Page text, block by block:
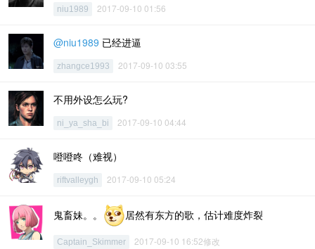
niu1989 2017-09-10 01:56
@niu1989 已经进逼
zhangce1993 2017-09-10 03:55
不用外设怎么玩?
ni_ya_sha_bi 2017-09-10 04:44
噔噔咚（难视）
riftvalleygh 2017-09-10 05:24
鬼畜妹。。 居然有东方的歌，估计难度炸裂
Captain_Skimmer 2017-09-10 16:52修改